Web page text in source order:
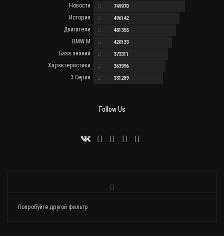
Новости 749970
История 496142
Двигатели 481355
BMW M 420133
База знаний 373311
Характеристики 363996
3 Серия 331289
Follow Us
Попробуйте другой фильтр